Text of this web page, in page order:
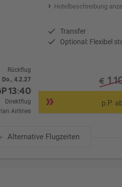
Hotelbeschreibung
Transfer
Optional: Flexibel
Rückflug
Do., 4.2.27
13:40
Direktflug
Airlines
€
p.P.
Alternative Flugzeiten